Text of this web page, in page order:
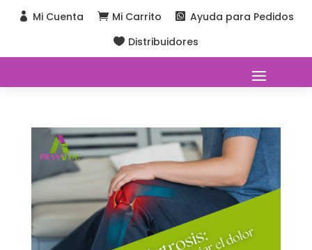
 Mi Cuenta  Mi Carrito  Ayuda para Pedidos
 Distribuidores